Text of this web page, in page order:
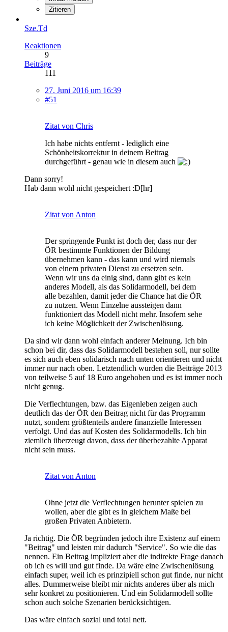
Zitieren
Sze.Td
Reaktionen
9
Beiträge
111
27. Juni 2016 um 16:39
#51
Zitat von Chris
Ich habe nichts entfernt - lediglich eine
Schönheitskorrektur in deinem Beitrag
durchgeführt - genau wie in diesem auch
Dann sorry!
Hab dann wohl nicht gespeichert :D[hr]
Zitat von Anton
Der springende Punkt ist doch der, dass nur der
ÖR bestimmte Funktionen der Bildung
übernehmen kann - das kann und wird niemals
von einem privaten Dienst zu ersetzen sein.
Wenn wir uns da einig sind, dann gibt es kein
anderes Modell, als das Solidarmodell, bei dem
alle bezahlen, damit jeder die Chance hat die ÖR
zu nutzen. Wenn Einzelne aussteigen dann
funktioniert das Modell nicht mehr. Insofern sehe
ich keine Möglichkeit der Zwischenlösung.
Da sind wir dann wohl einfach anderer Meinung. Ich bin
schon bei dir, dass das Solidarmodell bestehen soll, nur sollte
es sich auch eben solidarisch nach unten orientieren und nicht
immer nur nach oben. Letztendlich wurden die Beiträge 2013
von teilweise 5 auf 18 Euro angehoben und es ist immer noch
nicht genug.
Die Verflechtungen, bzw. das Eigenleben zeigen auch
deutlich das der ÖR den Beitrag nicht für das Programm
nutzt, sondern größtenteils andere finanzielle Interessen
verfolgt. Und das auf Kosten des Solidarmodells. Ich bin
ziemlich überzeugt davon, dass der überbezahlte Apparat
nicht sein muss.
Zitat von Anton
Ohne jetzt die Verflechtungen herunter spielen zu
wollen, aber die gibt es in gleichem Maße bei
großen Privaten Anbietern.
Ja richtig. Die ÖR begründen jedoch ihre Existenz auf einem
"Beitrag" und leisten mir dadurch "Service". So wie die das
nennen. Ein Beitrag impliziert aber die indirekte Frage danach
ob ich es will und gut finde. Da wäre eine Zwischenlösung
einfach super, weil ich es prinzipiell schon gut finde, nur nicht
alles. Dummerweise bleibt mir nichts anderes über als mich
sehr konkret zu positionieren. Und ein Solidarmodell sollte
schon auch solche Szenarien berücksichtigen.
Das wäre einfach sozial und total nett.